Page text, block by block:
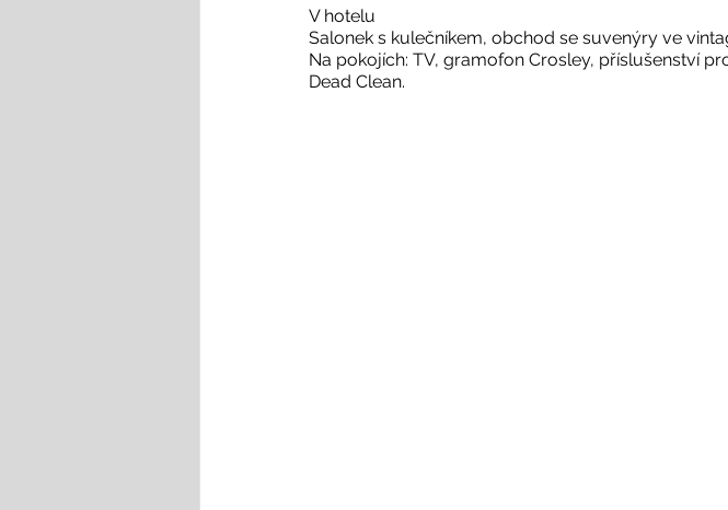
V hotelu
Salonek s kulečníkem, obchod se suvenýry ve
Na pokojích: TV, gramofon Crosley, příslušenství
Dead Clean.